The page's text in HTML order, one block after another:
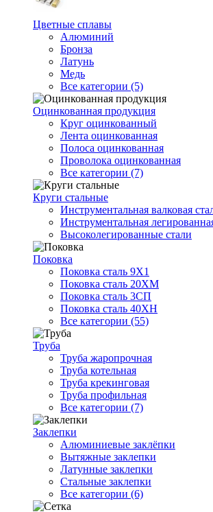
Цветные сплавы
Алюминий
Бронза
Латунь
Медь
Все категории (5)
Оцинкованная продукция
Круг оцинкованный
Лента оцинкованная
Полоса оцинкованная
Проволока оцинкованная
Все категории (7)
Круги стальные
Инструментальная валковая
Инструментальная
Высоколегированные стали
Поковка
Поковка сталь 9Х1
Поковка сталь 20ХМ
Поковка сталь 3СП
Поковка сталь 40ХН
Все категории (55)
Труба
Труба жаропрочная
Труба котельная
Труба крекинговая
Труба профильная
Все категории (7)
Заклепки
Алюминиевые заклёпки
Вытяжные заклепки
Латунные заклепки
Стальные заклепки
Все категории (6)